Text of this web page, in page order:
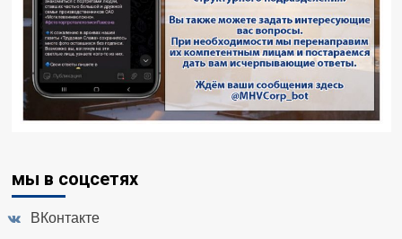
мы в соцсетях
ВКонтакте